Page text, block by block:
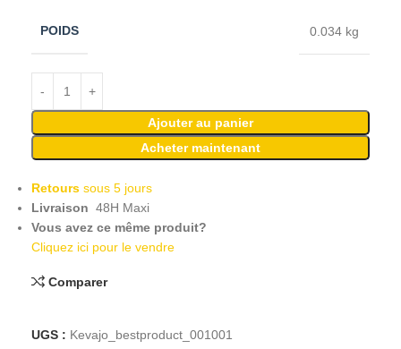
POIDS 0.034 kg
Ajouter au panier
Acheter maintenant
Retours sous 5 jours
Livraison 48H Maxi
Vous avez ce même produit?
Cliquez ici pour le vendre
Comparer
UGS : Kevajo_bestproduct_001001